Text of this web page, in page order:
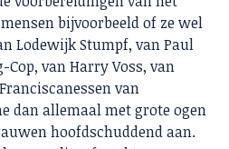
bijvoorbeeld of ze wel
Lodewijk Stumpf, van Paul
van Harry Voss, van
van
dan allemaal met grote ogen
hoofdschuddend aan.